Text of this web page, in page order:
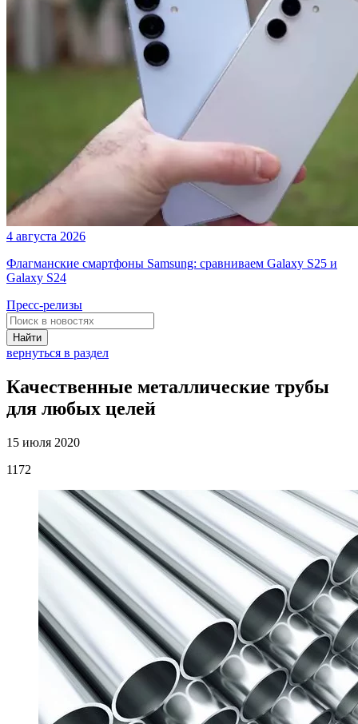
4 августа 2026
Флагманские смартфоны Samsung: сравниваем Galaxy S25 и
Galaxy S24
Пресс-релизы
Найти
вернуться в раздел
Качественные металлические трубы
для любых целей
15 июля 2020
1172